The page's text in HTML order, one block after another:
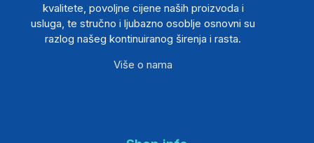
kvalitete, povoljne cijene naših proizvoda i
usluga, te stručno i ljubazno osoblje osnovni su
razlog našeg kontinuiranog širenja i rasta.
Više o nama